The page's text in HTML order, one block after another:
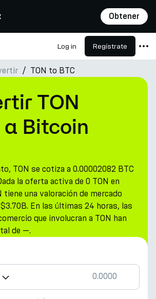
Obtener
Log in Regístrate
TON to BTC
TON
a Bitcoin
TON se cotiza a 0.00002082 BTC
la oferta activa de 0 TON en
tiene una valoración de mercado
En las últimas 24 horas, las
que involucran a TON han
de —.